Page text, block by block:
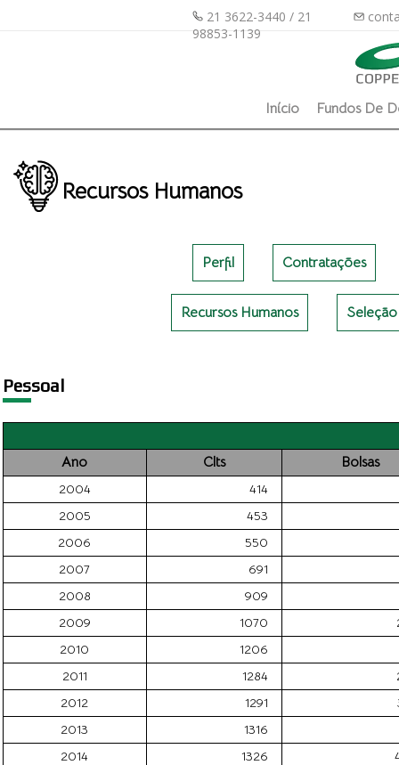
21 3622-3440 / 21
98853-1139
Início Fundos De
Recursos Humanos
Perfil Contratações
Recursos Humanos
Pessoal
Ano Clts Bolsas
2004
414
2005
453
2006
550
2007
691
2008
909
2009
1070
2010
1206
2011
1284
2012
1291
2013
1316
2014
1326